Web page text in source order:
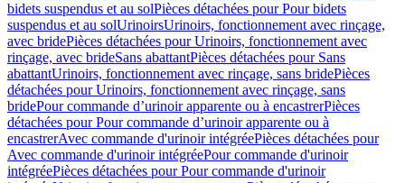
bidets suspendus et au solPièces détachées pour Pour bidets
suspendus et au solUrinoirsUrinoirs, fonctionnement avec rinçage,
avec bridePièces détachées pour Urinoirs, fonctionnement avec
rinçage, avec brideSans abattantPièces détachées pour Sans
abattantUrinoirs, fonctionnement avec rinçage, sans bridePièces
détachées pour Urinoirs, fonctionnement avec rinçage, sans
bridePour commande d’urinoir apparente ou à encastrerPièces
détachées pour Pour commande d’urinoir apparente ou à
encastrerAvec commande d'urinoir intégréePièces détachées pour
Avec commande d'urinoir intégréePour commande d'urinoir
intégréePièces détachées pour Pour commande d'urinoir